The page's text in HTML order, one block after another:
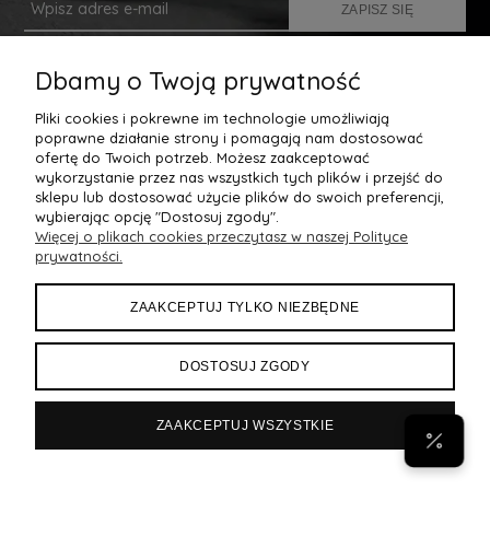
ZAPISZ SIĘ
POMOC
MOJE KONTO
PŁATNOŚCI I DOSTAWA
Dbamy o Twoją prywatność
Pliki cookies i pokrewne im technologie umożliwiają
poprawne działanie strony i pomagają nam dostosować
ofertę do Twoich potrzeb. Możesz zaakceptować
wykorzystanie przez nas wszystkich tych plików i przejść do
sklepu lub dostosować użycie plików do swoich preferencji,
wybierając opcję "Dostosuj zgody".
Więcej o plikach cookies przeczytasz w naszej Polityce
prywatności.
ZAAKCEPTUJ TYLKO NIEZBĘDNE
DOSTOSUJ ZGODY
ZAAKCEPTUJ WSZYSTKIE